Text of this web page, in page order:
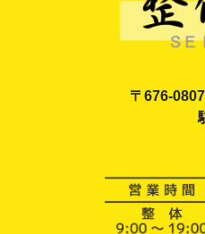
〒676-